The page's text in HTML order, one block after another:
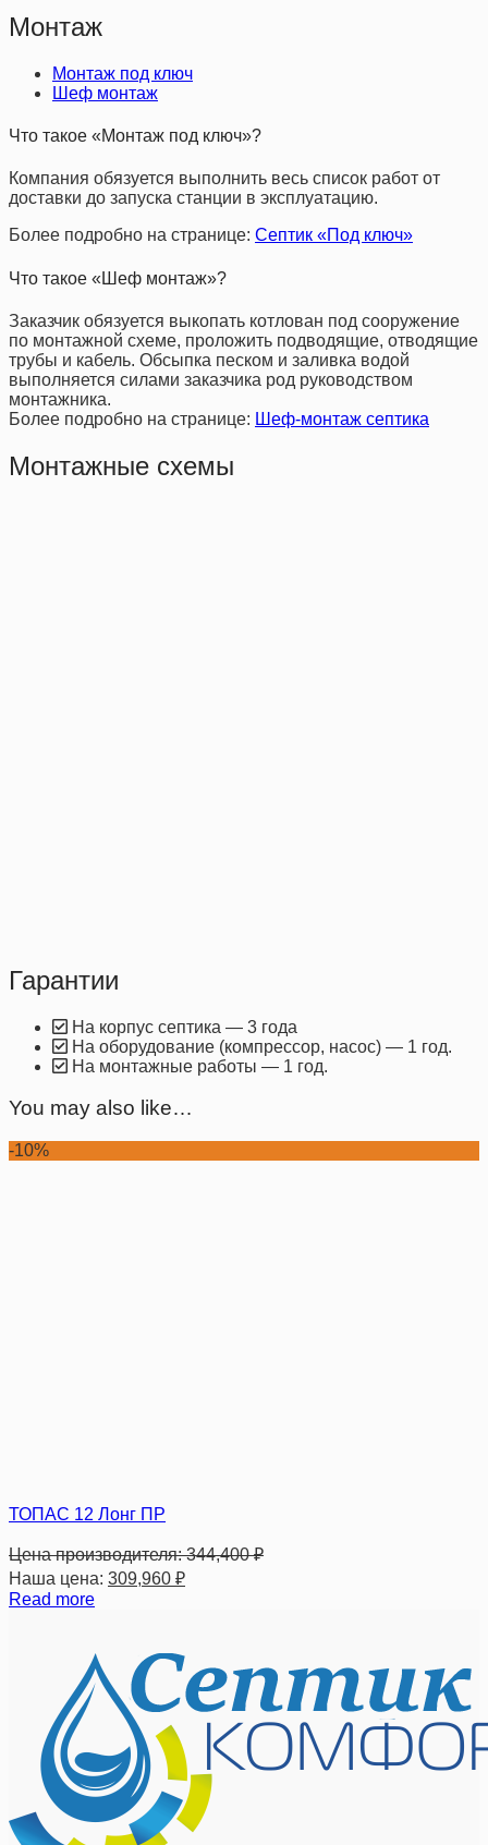
Монтаж
Монтаж под ключ
Шеф монтаж
Что такое «Монтаж под ключ»?
Компания обязуется выполнить весь список работ от
доставки до запуска станции в эксплуатацию.
Более подробно на странице: Септик «Под ключ»
Что такое «Шеф монтаж»?
Заказчик обязуется выкопать котлован под сооружение
по монтажной схеме, проложить подводящие, отводящие
трубы и кабель. Обсыпка песком и заливка водой
выполняется силами заказчика род руководством
монтажника.
Более подробно на странице: Шеф-монтаж септика
Монтажные схемы
Гарантии
На корпус септика — 3 года
На оборудование (компрессор, насос) — 1 год.
На монтажные работы — 1 год.
You may also like…
-10%
ТОПАС 12 Лонг ПР
Цена производителя:344,400₽
Наша цена: 309,960 ₽
Read more